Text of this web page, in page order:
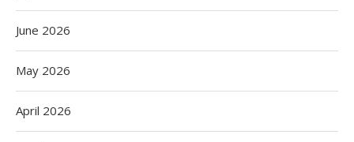
June 2026
May 2026
April 2026